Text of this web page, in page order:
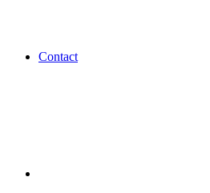
Contact